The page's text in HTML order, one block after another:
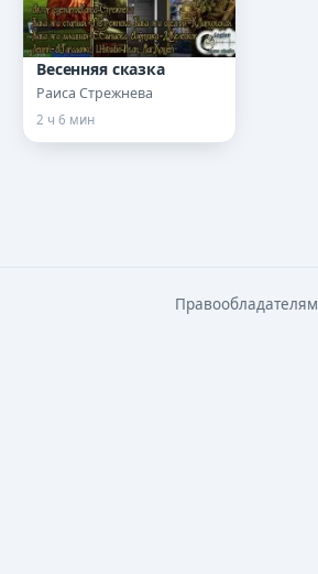
Весенняя сказка
Раиса Стрежнева
2 ч 6 мин
Правообладателям